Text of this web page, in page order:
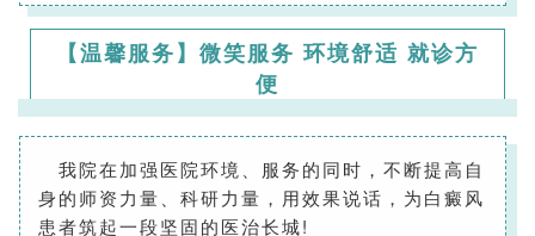
【温馨服务】微笑服务 环境舒适 就诊方
便
我院在加强医院环境、服务的同时，不断提高自
身的师资力量、科研力量，用效果说话，为白癜风
患者筑起一段坚固的医治长城!